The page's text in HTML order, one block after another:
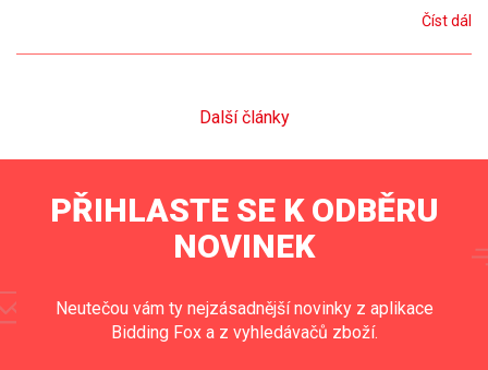
Číst dál
Další články
PŘIHLASTE SE K ODBĚRU
NOVINEK
Neutečou vám ty nejzásadnější novinky z aplikace
Bidding Fox a z vyhledávačů zboží.